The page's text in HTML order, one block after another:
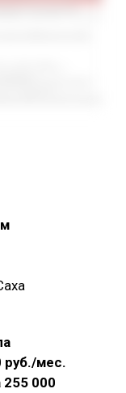
руб./мес.
000